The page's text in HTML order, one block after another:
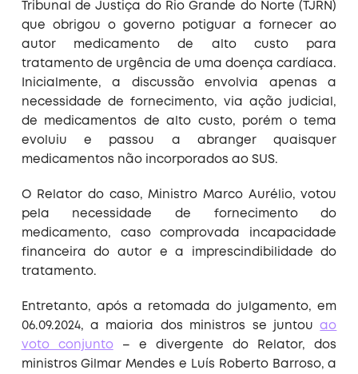
Tribunal de Justiça do Rio Grande do Norte (TJRN)
que obrigou o governo potiguar a fornecer ao
autor medicamento de alto custo para
tratamento de urgência de uma doença cardíaca.
Inicialmente, a discussão envolvia apenas a
necessidade de fornecimento, via ação judicial,
de medicamentos de alto custo, porém o tema
evoluiu e passou a abranger quaisquer
medicamentos não incorporados ao SUS.
O Relator do caso, Ministro Marco Aurélio, votou
pela necessidade de fornecimento do
medicamento, caso comprovada incapacidade
financeira do autor e a imprescindibilidade do
tratamento.
Entretanto, após a retomada do julgamento, em
06.09.2024, a maioria dos ministros se juntouao
voto conjunto– e divergente do Relator, dos
ministros Gilmar Mendes e Luís Roberto Barroso, a